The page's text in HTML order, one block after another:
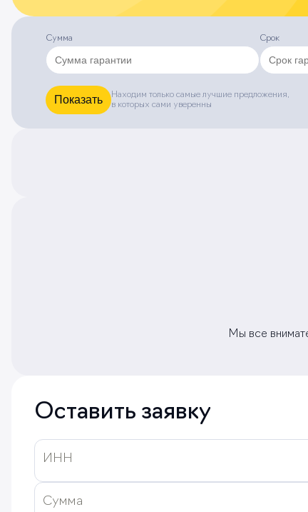
Сумма Срок
Показать
Находим только самые лучшие предложения,
в которых сами уверенны
Мы все
Оставить заявку
ИНН
Сумма